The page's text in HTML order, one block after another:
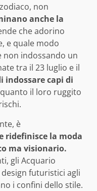
non
anche la
che adorino
e quale modo
non indossando un
tra il 23 luglio e il
indossare capi di
il loro ruggito
è
ridefinisce la moda
ma visionario.
gli Acquario
futuristici agli
i confini dello stile.